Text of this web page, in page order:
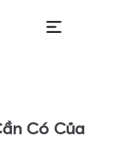
Có Của